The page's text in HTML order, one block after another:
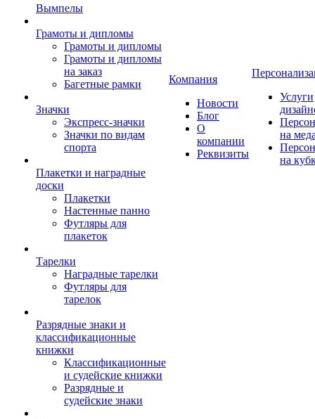
Вымпелы
Грамоты и дипломы
Грамоты и дипломы
Грамоты и дипломы
на заказ
Багетные рамки
Значки
Экспресс-значки
Значки по видам
спорта
Плакетки и наградные
доски
Плакетки
Настенные панно
Футляры для
плакеток
Тарелки
Наградные тарелки
Футляры для
тарелок
Разрядные знаки и
классификационные
книжки
Классификационные
и судейские книжки
Разрядные и
судейские знаки
Компания
Новости
Блог
О
компании
Реквизиты
Услуги
на
на